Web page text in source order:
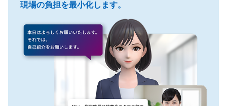
現場の負担を最小化します。